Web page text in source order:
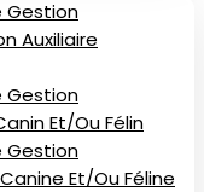
Gestion
Auxiliaire
Gestion
Et/ou Félin
Gestion
Et/ou Féline